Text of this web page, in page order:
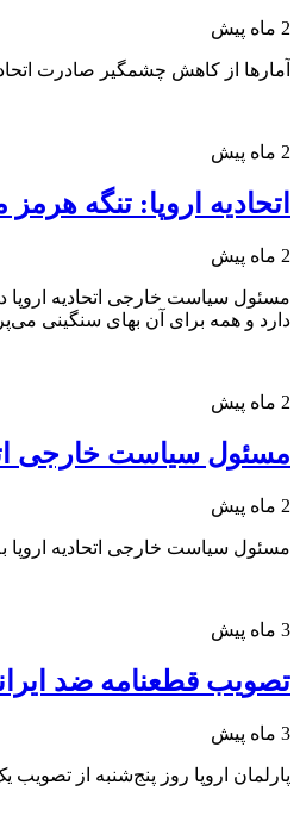
2 ماه پیش
آمارها از کاهش چشمگیر صادرت
2 ماه پیش
اتحادیه اروپا: تنگه
2 ماه پیش
مسئول سیاست خارجی اتحادیه اروپا
دارد و همه برای آن بهای سنگینی
2 ماه پیش
مسئول سیاست خارجی
2 ماه پیش
مسئول سیاست خارجی اتحادیه اروپا
3 ماه پیش
تصویب قطعنامه ضد
3 ماه پیش
پارلمان اروپا روز پنج‌شنبه از